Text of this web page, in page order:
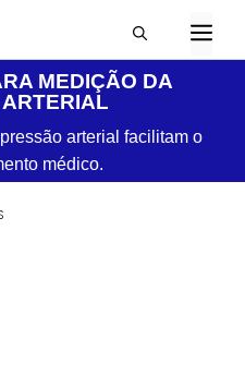
MEDIÇÃO DA
arterial facilitam o
médico.